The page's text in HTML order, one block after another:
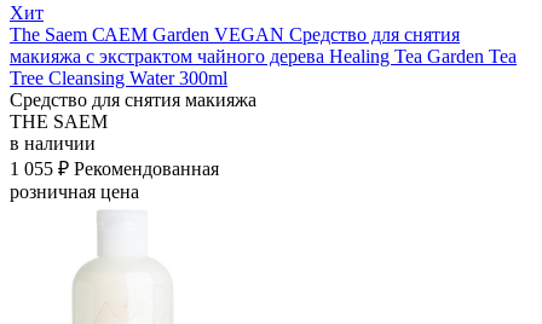
Хит
The Saem САЕМ Garden VEGAN Средство для снятия
макияжа с экстрактом чайного дерева Healing Tea Garden Tea
Tree Cleansing Water 300ml
Средство для снятия макияжа
THE SAEM
в наличии
1 055 ₽ Рекомендованная
розничная цена